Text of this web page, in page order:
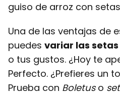
guiso de arroz con
Una de las ventajas de
puedes variar las setas
o tus gustos. ¿Hoy te
Perfecto. ¿Prefieres un
Prueba con Boletuso